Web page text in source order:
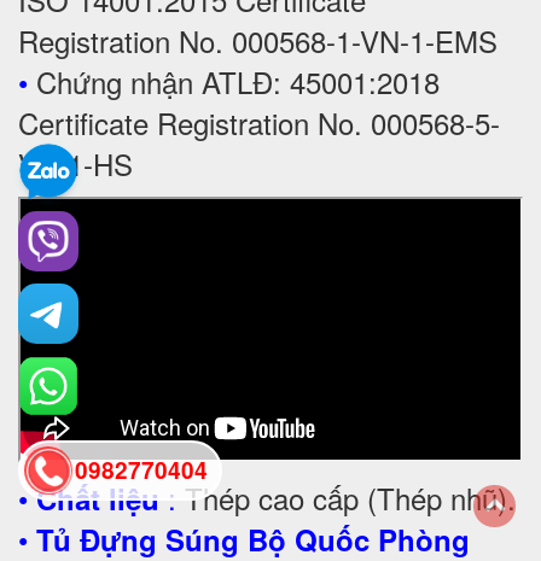
Registration No. 000568-1-VN-1-EMS
• Chứng nhận ATLĐ: 45001:2018
Certificate Registration No. 000568-5-
VN-1-HS
•Chất liệu : Thép cao cấp (Thép nhũ).
• Tủ Đựng Súng Bộ Quốc Phòng
0982770404